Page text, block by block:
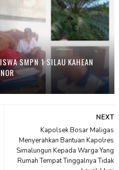
SMPN 1 SILAU KAHEAN
NEXT
Kapolsek Bosar Maligas
Menyerahkan Bantuan Kapolres
Simalungun Kepada Warga Yang
Rumah Tempat Tinggalnya Tidak